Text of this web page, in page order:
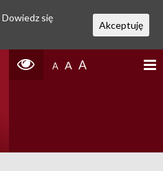
A A A
Dowiedz się
Akceptuję